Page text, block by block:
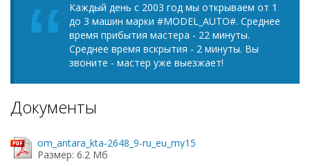
Каждый день с 2003 год мы открываем от 1
до 3 машин марки #MODEL_AUTO#. Среднее
время прибытия мастера - 22 минуты.
Среднее время вскрытия - 2 минуты. Вы
звоните - мастер уже выезжает!
Документы
om_antara_kta-2648_9-ru_eu_my15
Размер: 6.2 Мб